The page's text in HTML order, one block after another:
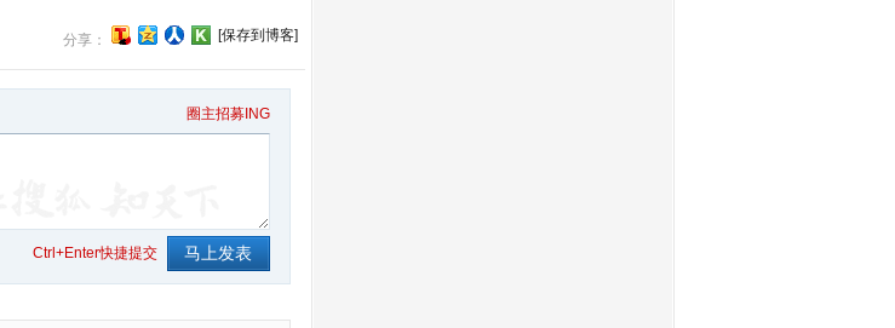
分享： [保存到博客]
圈主招募ING
Ctrl+Enter快捷提交